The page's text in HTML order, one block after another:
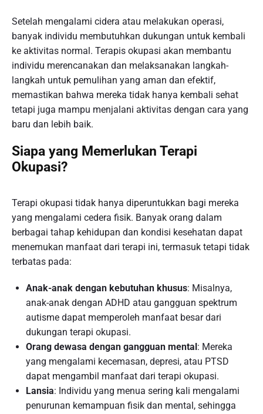
Setelah mengalami cidera atau melakukan operasi,
banyak individu membutuhkan dukungan untuk kembali
ke aktivitas normal. Terapis okupasi akan membantu
individu merencanakan dan melaksanakan langkah-
langkah untuk pemulihan yang aman dan efektif,
memastikan bahwa mereka tidak hanya kembali sehat
tetapi juga mampu menjalani aktivitas dengan cara yang
baru dan lebih baik.
Siapa yang Memerlukan Terapi
Okupasi?
Terapi okupasi tidak hanya diperuntukkan bagi mereka
yang mengalami cedera fisik. Banyak orang dalam
berbagai tahap kehidupan dan kondisi kesehatan dapat
menemukan manfaat dari terapi ini, termasuk tetapi tidak
terbatas pada:
Anak-anak dengan kebutuhan khusus: Misalnya,
anak-anak dengan ADHD atau gangguan spektrum
autisme dapat memperoleh manfaat besar dari
dukungan terapi okupasi.
Orang dewasa dengan gangguan mental : Mereka
yang mengalami kecemasan, depresi, atau PTSD
dapat mengambil manfaat dari terapi okupasi.
Lansia: Individu yang menua sering kali mengalami
penurunan kemampuan fisik dan mental, sehingga